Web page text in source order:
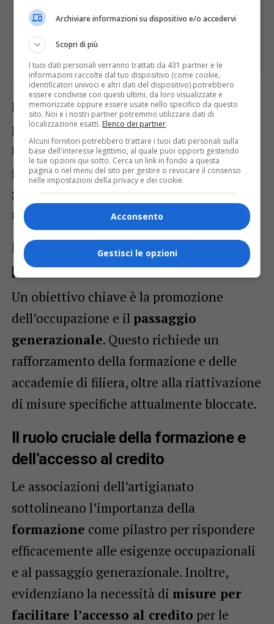
Le proposte includono anche il
potenziamento delle infrastrutture
favorire l’export e la promozione di
politiche a favore dell’inclusione di
giovani e donnenel settore, attraverso
nuove misure creditizie specifiche.
Promozione dell’occupazione e del
passaggio generazionale
Un obiettivo chiave è la promozione
dell’occupazione e il passaggio
generazionale. Questo richiede un
rafforzamento della formazione e delle
accademie di filiera, oltre alla riattivazione
di misure specifiche attualmente bloccate.
Il ruolo cruciale della formazione e
dell’accesso al credito
Le associazioni dell’artigianato
sottolineano l’importanza della
formazione come pilastro per rispondere
efficacemente alle esigenze occupazionali
e al passaggio generazionale. Inoltre,
evidenziano la necessità di misure per
facilitare l’accesso al credito per le
Archiviare informazioni su dispositivo e/o accedervi
Scopri di più
I tuoi dati personali verranno trattati da 431 partner e le
informazioni raccolte dal tuo dispositivo (come cookie,
identificatori univoci e altri dati del dispositivo) potrebbero
essere condivise con questi ultimi, da loro visualizzate e
memorizzate oppure essere usate nello specifico da questo
sito. Noi e i nostri partner potremmo utilizzare dati di
localizzazione esatti. Elenco dei partner.
Alcuni fornitori potrebbero trattare i tuoi dati personali sulla
base dell'interesse legittimo, al quale puoi opporti gestendo
le tue opzioni qui sotto. Cerca un link in fondo a questa
pagina o nel menu del sito per gestire o revocare il consenso
nelle impostazioni della privacy e dei cookie.
Acconsento
Gestisci le opzioni